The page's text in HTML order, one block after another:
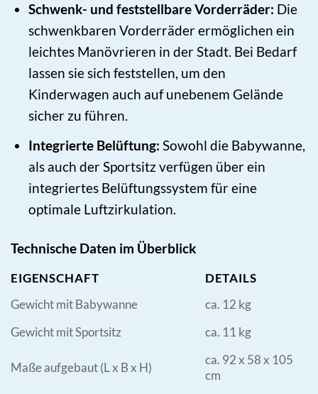
Schwenk- und feststellbare Vorderräder: Die
schwenkbaren Vorderräder ermöglichen ein
leichtes Manövrieren in der Stadt. Bei Bedarf
lassen sie sich feststellen, um den
Kinderwagen auch auf unebenem Gelände
sicher zu führen.
Integrierte Belüftung: Sowohl die Babywanne,
als auch der Sportsitz verfügen über ein
integriertes Belüftungssystem für eine
optimale Luftzirkulation.
Technische Daten im Überblick
EIGENSCHAFT
DETAILS
Gewicht mit Babywanne
ca. 12 kg
Gewicht mit Sportsitz
ca. 11 kg
Maße aufgebaut (L x B x H)
ca. 92 x 58 x 105
cm